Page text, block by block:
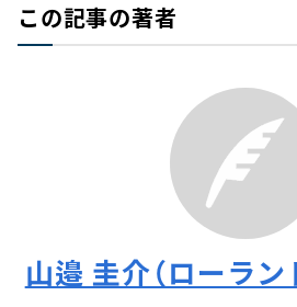
この記事の著者
山邉 圭介（ローラン